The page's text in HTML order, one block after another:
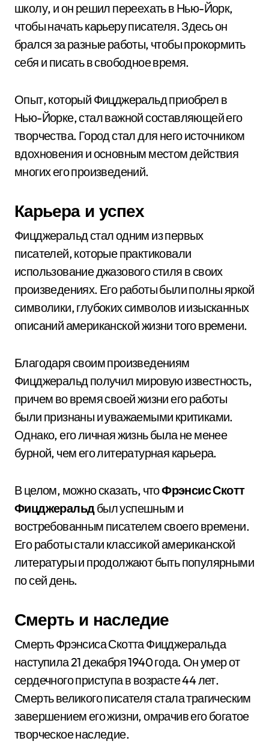
школу, и он решил переехать в Нью-Йорк,
чтобы начать карьеру писателя. Здесь он
брался за разные работы, чтобы прокормить
себя и писать в свободное время.
Опыт, который Фицджеральд приобрел в
Нью-Йорке, стал важной составляющей его
творчества. Город стал для него источником
вдохновения и основным местом действия
многих его произведений.
Карьера и успех
Фицджеральд стал одним из первых
писателей, которые практиковали
использование джазового стиля в своих
произведениях. Его работы были полны яркой
символики, глубоких символов и изысканных
описаний американской жизни того времени.
Благодаря своим произведениям
Фицджеральд получил мировую известность,
причем во время своей жизни его работы
были признаны и уважаемыми критиками.
Однако, его личная жизнь была не менее
бурной, чем его литературная карьера.
В целом, можно сказать, чтоФрэнсис Скотт
Фицджеральдбыл успешным и
востребованным писателем своего времени.
Его работы стали классикой американской
литературы и продолжают быть популярными
по сей день.
Смерть и наследие
Смерть Фрэнсиса Скотта Фицджеральда
наступила 21 декабря 1940 года. Он умер от
сердечного приступа в возрасте 44 лет.
Смерть великого писателя стала трагическим
завершением его жизни, омрачив его богатое
творческое наследие.